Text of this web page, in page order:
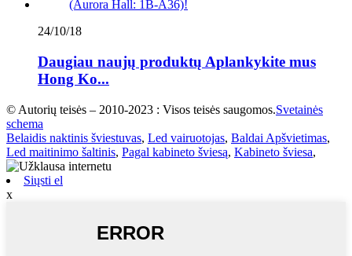
24/10/18
Daugiau naujų produktų Aplankykite mus
Hong Ko...
© Autorių teisės – 2010-2023 : Visos teisės saugomos.Svetainės
schema
Belaidis naktinis šviestuvas, Led vairuotojas, Baldai Apšvietimas,
Led maitinimo šaltinis, Pagal kabineto šviesą, Kabineto šviesa,
Siųsti el
x